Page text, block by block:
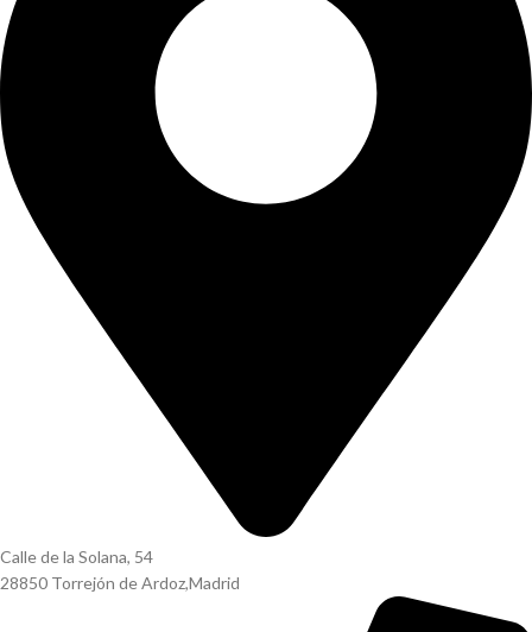
Calle de la Solana, 54
28850 Torrejón de Ardoz,Madrid